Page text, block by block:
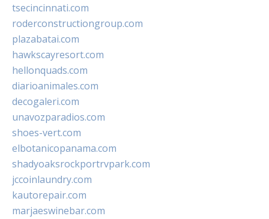
tsecincinnati.com
roderconstructiongroup.com
plazabatai.com
hawkscayresort.com
hellonquads.com
diarioanimales.com
decogaleri.com
unavozparadios.com
shoes-vert.com
elbotanicopanama.com
shadyoaksrockportrvpark.com
jccoinlaundry.com
kautorepair.com
marjaeswinebar.com